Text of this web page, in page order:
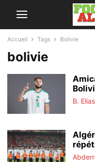
Accueil Tags Bolivie
bolivie
B. Elias